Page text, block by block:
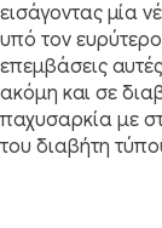
εισάγοντας μία
υπό τον
επεμβάσεις
ακόμη και σε
παχυσαρκία με
του διαβήτη